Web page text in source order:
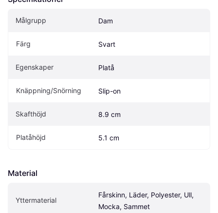
Målgrupp Dam
Färg Svart
Egenskaper Platå
Knäppning/Snörning Slip-on
Skafthöjd 8.9 cm
Platåhöjd 5.1 cm
Material
Yttermaterial
Fårskinn, Läder, Polyester, Ull,
Mocka, Sammet